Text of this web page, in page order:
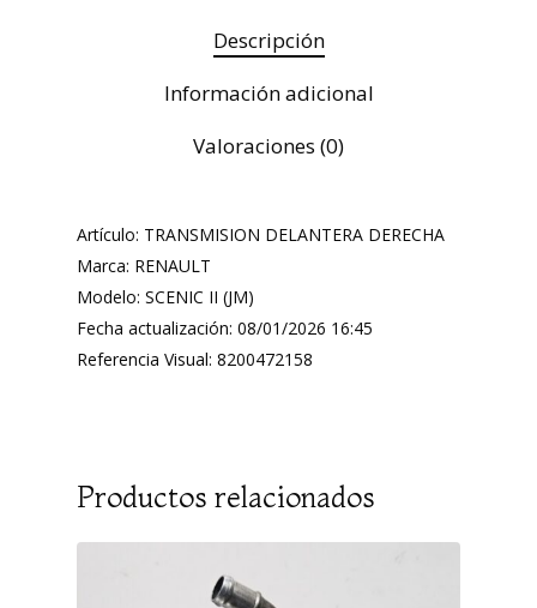
Descripción
Información adicional
Valoraciones (0)
Artículo: TRANSMISION DELANTERA DERECHA
Marca: RENAULT
Modelo: SCENIC II (JM)
Fecha actualización: 08/01/2026 16:45
Referencia Visual: 8200472158
Productos relacionados